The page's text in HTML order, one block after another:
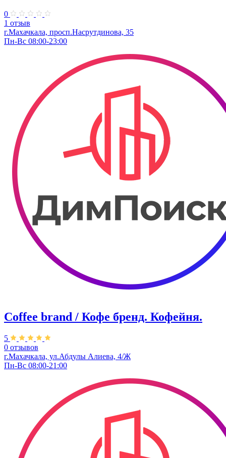
0
1 отзыв
г.Махачкала, просп.Насрутдинова, 35
Пн-Вс 08:00-23:00
Coffee brand / Кофе бренд. Кофейня.
5
0 отзывов
г.Махачкала, ​ул.Абдулы Алиева, 4/Ж
Пн-Вс 08:00-21:00